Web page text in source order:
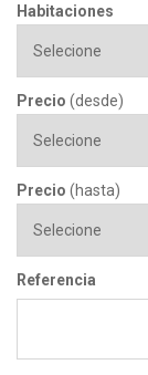
Habitaciones
Precio (desde)
Precio (hasta)
Referencia